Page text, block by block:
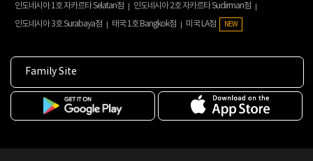
인도네시아 1호 자카르타 Selatan점
인도네시아 2호 자카르타 Sudirman점
인도네시아 3호 Surabaya점
태국 1호 Bangkok점 미국 LA점 NEW
Family Site